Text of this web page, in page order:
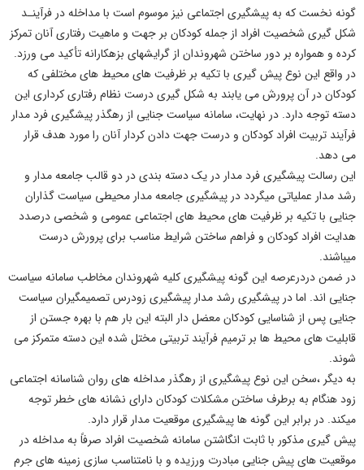
گونه نخست که بهپیشگیری اجتماعی نیز موسوم است با مداخله در فرآینـد
شکل گیری شخصیت افراد از جمله کودکان بر جهت و ماهیت رفتاری آنان تمرکز
کرده و همواره بر دور ساختن شهروندان از گرایشهای بزهکارانه تأکید می ورزد.
در واقع این نوع پیش گیری با تکیه بر ظرفیت های محیط های مختلفی که
کودکان در آن پرورش می یابند به شکل گیری درست نظام رفتاری کرداری این
دسته توجه دارد. در نهایت، سامانه سیاست جنایی از رهگذر پیشگیری فرد مدار
فرآیند تربیت افراد کودکان و درست جهت دادن کردارآنان را مورد هدف قرار
می دهد.
این رسالتپیشگیری فرد مدار در یک دسته بندی در دو قالبجامعه مدار و
رشد مدار عملیاتی میگردد در پیشگیری جامعه مدار محیطی سیاست گذاران
جنایی با تکیه بر ظرفیت های محیط های اجتماعی عمومی و شخصی درصدد
هدایت افراد کودکان و فراهم ساختن شرایط مناسب برای پرورش درست
میباشند.
در ضمن دردرعرصه این گونه پیشگیری کلیه شهروندان مخاطب سامانه سیاست
جنایی اند. اما در پیشگیری رشد مدار پیشگیری زودرس تصمیمگیران سیاست
جنایی پس از شناسایی کودکان معضل دار البته این بار هم با بهره جستن از
قابلیت های محیط ها بر ترمیم فرآیند تربیتی مختل شده این دسته متمرکز می
شوند.
به دیگر ،سخن این نوع پیشگیری از رهگذر مداخله های روان شناسانه اجتماعی
زود هنگام به برطرف ساختن مشکلات کودکان دارای نشانه های خطر توجه
میکند. در برابر این گونه هاپیشگیری موقعیت مدار قرار دارد.
پیش گیریمذکور با ثابت انگاشتن سامانه شخصیت افراد صرفاً به مداخله در
موقعیت های پیش جنایی مبادرت ورزیده و با نامتناسب سازی زمینه های جرم